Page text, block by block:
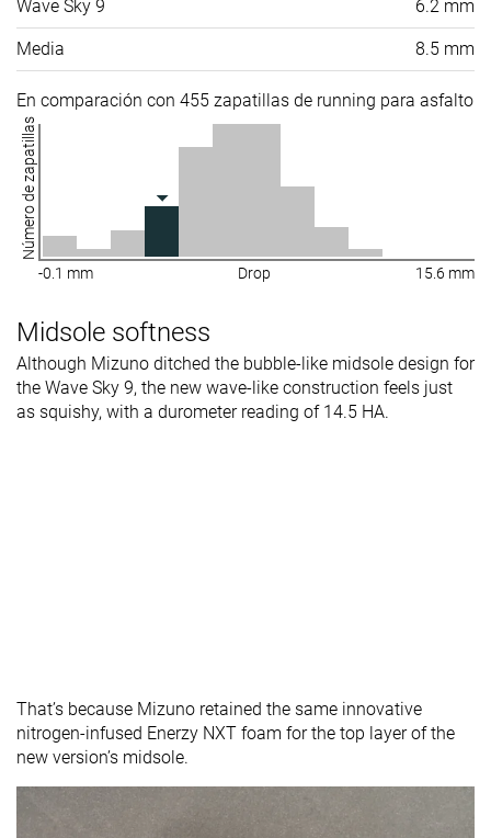
Wave Sky 9 6.2 mm
Media 8.5 mm
En comparación con 455 zapatillas de running para asfalto
Número de zapatillas
-0.1 mm Drop 15.6 mm
Midsole softness
Although Mizuno ditched the bubble-like midsole design for
the Wave Sky 9, the new wave-like construction feels just
as squishy, with a durometer reading of 14.5 HA.
That’s because Mizuno retained the same innovative
nitrogen-infused Enerzy NXT foam for the top layer of the
new version’s midsole.